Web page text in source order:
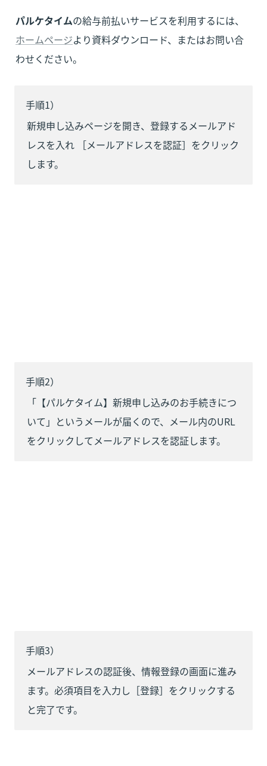
パルケタイムの給与前払いサービスを利用するには、
ホームページより資料ダウンロード、またはお問い合
わせください。
手順1）
新規申し込みページを開き、登録するメールアド
レスを入れ ［メールアドレスを認証］をクリック
します。
手順2）
「【パルケタイム】新規申し込みのお手続きにつ
いて」というメールが届くので、メール内のURL
をクリックしてメールアドレスを認証します。
手順3）
メールアドレスの認証後、情報登録の画面に進み
ます。必須項目を入力し［登録］をクリックする
と完了です。